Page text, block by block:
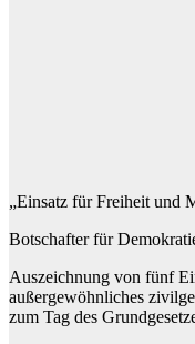
„Einsatz für Freiheit und
Botschafter für
Auszeichnung von fünf
außergewöhnliches
zum Tag des